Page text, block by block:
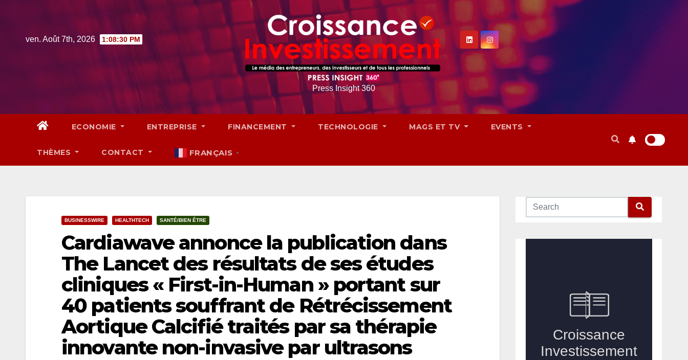
contentven. Août 7th, 2026 1:08:31 PM
Press Insight 360
ECONOMIE ENTREPRISE FINANCEMENT TECHNOLOGIE MAGS ET TV EVENTS
THÈMES CONTACT FRANÇAIS ▼
BUSINESSWIRE HEALTHTECH SANTÉ/BIEN ÊTRE
Cardiawave annonce la publication dans
The Lancet des résultats de ses études
cliniques « First-in-Human » portant sur
40 patients souffrant de Rétrécissement
Aortique Calcifié traités par sa thérapie
innovante non-invasive par ultrasons